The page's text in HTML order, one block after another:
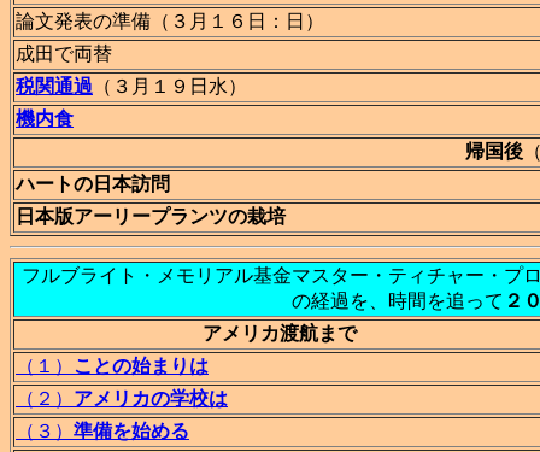
論文発表の準備（３月１６日：日）
成田で両替
税関通過 （３月１９日水）
機内食
帰国後
ハートの日本訪問
日本版アーリープランツの栽培
フルブライト・メモリアル基金マスター・ティチャー・プ
の経過を、時間を追って ２
アメリカ渡航まで
（１） ことの始まりは
（２） アメリカの学校は
（３） 準備を始める